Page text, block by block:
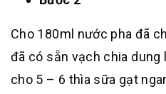
Cho 180ml nước pha đã
đã có sẵn vạch chia dung
cho 5 – 6 thìa sữa gạt